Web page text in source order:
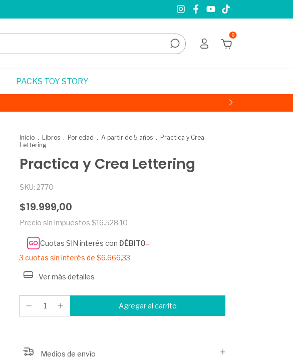
0
PACKS TOY STORY
Inicio . Libros . Por edad . A partir de 5 años . Practica y Crea
Lettering
Practica y Crea Lettering
SKU: 2770
$19.999,00
Precio sin impuestos $16.528,10
Cuotas SIN interés con DÉBITO
3 cuotas sin interés de $6.666,33
Ver más detalles
Medios de envío